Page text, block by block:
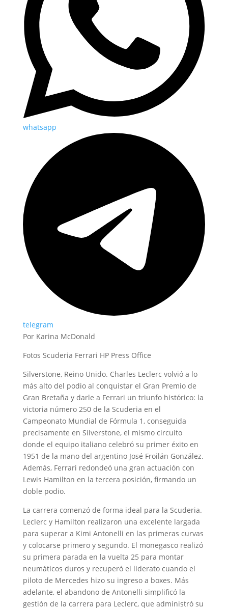
whatsapp
telegram
Por Karina McDonald
Fotos Scuderia Ferrari HP Press Office
Silverstone, Reino Unido. Charles Leclerc volvió a lo
más alto del podio al conquistar el Gran Premio de
Gran Bretaña y darle a Ferrari un triunfo histórico: la
victoria número 250 de la Scuderia en el
Campeonato Mundial de Fórmula 1, conseguida
precisamente en Silverstone, el mismo circuito
donde el equipo italiano celebró su primer éxito en
1951 de la mano del argentino José Froilán González.
Además, Ferrari redondeó una gran actuación con
Lewis Hamilton en la tercera posición, firmando un
doble podio.
La carrera comenzó de forma ideal para la Scuderia.
Leclerc y Hamilton realizaron una excelente largada
para superar a Kimi Antonelli en las primeras curvas
y colocarse primero y segundo. El monegasco realizó
su primera parada en la vuelta 25 para montar
neumáticos duros y recuperó el liderato cuando el
piloto de Mercedes hizo su ingreso a boxes. Más
adelante, el abandono de Antonelli simplificó la
gestión de la carrera para Leclerc, que administró su